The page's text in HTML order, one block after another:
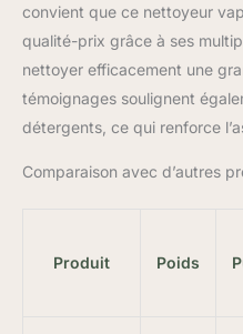
convient que ce nettoyeur
qualité-prix grâce à ses
nettoyer efficacement une
témoignages soulignent
détergents, ce qui renforce
Comparaison avec d’autres
Produit Poids